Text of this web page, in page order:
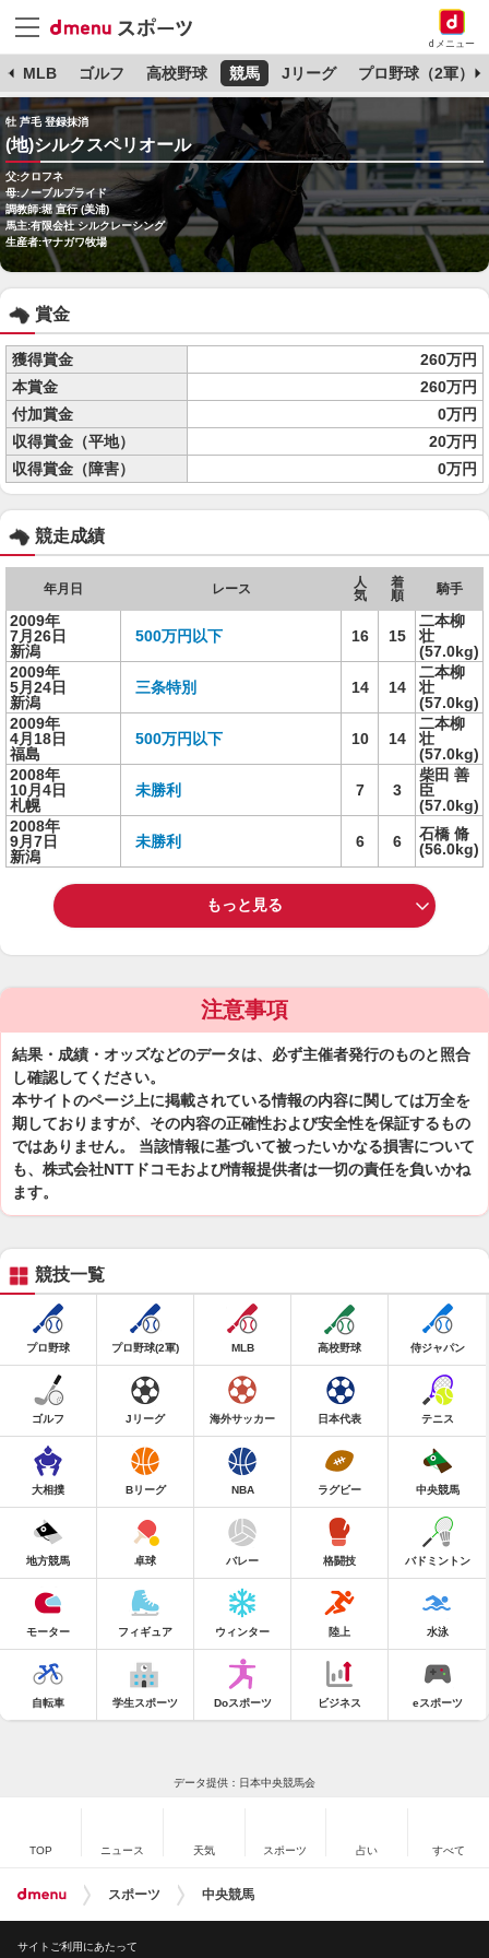
dメニュー
MLB ゴルフ 高校野球 競馬 Jリーグ プロ野球（2軍）
牡 芦毛 登録抹消
(地)シルクスペリオール
父:クロフネ
母:ノーブルプライド
調教師:堀 宣行 (美浦)
馬主:有限会社 シルクレーシング
生産者:ヤナガワ牧場
賞金
獲得賞金
260万円
本賞金
260万円
付加賞金
0万円
収得賞金（平地）
20万円
収得賞金（障害）
0万円
競走成績
年月日 レース
人
気
着
順
騎手
2009年
7月26日
新潟
500万円以下 16 15
二本柳
壮
(57.0kg)
2009年
5月24日
新潟
三条特別 14 14
二本柳
壮
(57.0kg)
2009年
4月18日
福島
500万円以下 10 14
二本柳
壮
(57.0kg)
2008年
10月4日
札幌
未勝利 7 3
柴田 善
臣
(57.0kg)
2008年
9月7日
新潟
未勝利 6 6
石橋 脩
(56.0kg)
もっと見る
注意事項
結果・成績・オッズなどのデータは、必ず主催者発行のものと照合
し確認してください。
本サイトのページ上に掲載されている情報の内容に関しては万全を
期しておりますが、その内容の正確性および安全性を保証するもの
ではありません。 当該情報に基づいて被ったいかなる損害について
も、株式会社NTTドコモおよび情報提供者は一切の責任を負いかね
ます。
競技一覧
プロ野球 プロ野球(2軍) MLB 高校野球 侍ジャパン
ゴルフ Jリーグ 海外サッカー 日本代表 テニス
大相撲 Bリーグ NBA ラグビー 中央競馬
地方競馬 卓球 バレー 格闘技 バドミントン
モーター フィギュア ウィンター 陸上 水泳
自転車 学生スポーツ Doスポーツ ビジネス eスポーツ
データ提供：日本中央競馬会
TOP ニュース 天気 スポーツ 占い すべて
スポーツ 中央競馬
サイトご利用にあたって